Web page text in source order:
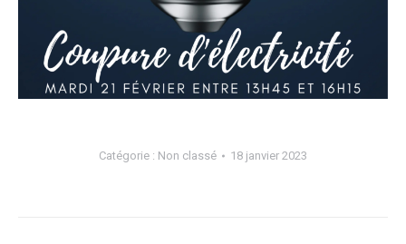
Catégorie : Non classé 18 janvier 2023